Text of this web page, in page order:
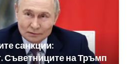
санкции:
Съветниците на Тръмп